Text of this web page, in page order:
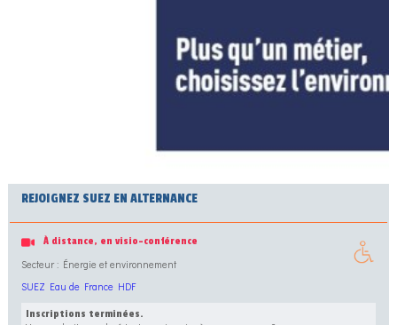
REJOIGNEZ SUEZ EN ALTERNANCE
À distance, en visio-conférence
Secteur : Énergie et environnement
SUEZ Eau de France HDF
Inscriptions terminées.